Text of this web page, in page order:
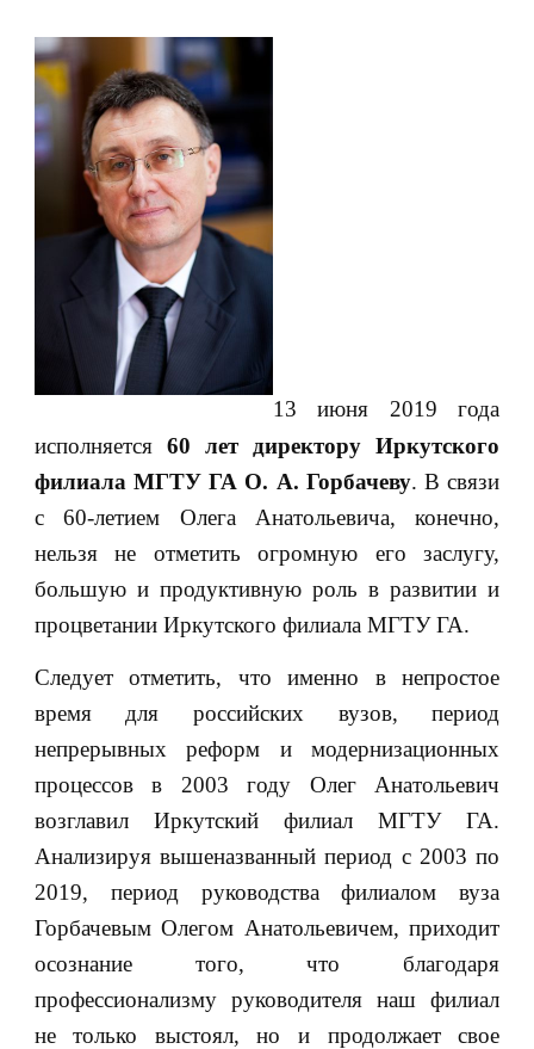
13 июня 2019 года
исполняется 60 лет директору Иркутского
филиала МГТУ ГА О. А. Горбачеву. В связи
с 60-летием Олега Анатольевича, конечно,
нельзя не отметить огромную его заслугу,
большую и продуктивную роль в развитии и
процветании Иркутского филиала МГТУ ГА.
Следует отметить, что именно в непростое
время для российских вузов, период
непрерывных реформ и модернизационных
процессов в 2003 году Олег Анатольевич
возглавил Иркутский филиал МГТУ ГА.
Анализируя вышеназванный период с 2003 по
2019, период руководства филиалом вуза
Горбачевым Олегом Анатольевичем, приходит
осознание того, что благодаря
профессионализму руководителя наш филиал
не только выстоял, но и продолжает свое